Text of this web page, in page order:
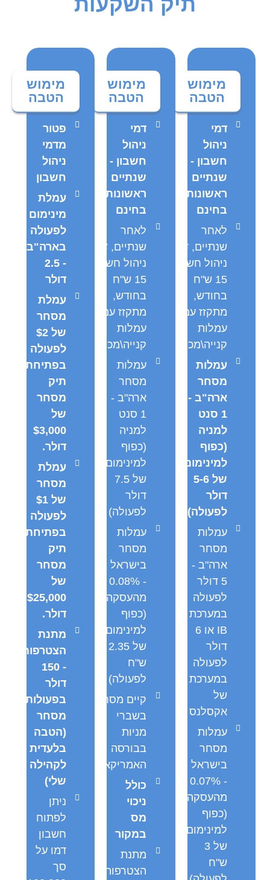
מימוש
הטבה
דמי
ניהול
חשבון -
שנתיים
ראשונות
בחינם
לאחר
שנתיים, דמי
ניהול חשבון
15 ש"ח
בחודש,
מתקזז עם
עמלות
קנייה\מכירה
עמלות
מסחר
ארה"ב -
1 סנט
למניה
(כפוף
למינימום
של 5-6
דולר
לפעולה)
עמלות
מסחר
ארה"ב -
5 דולר
לפעולה
במערכת
IB או 6
דולר
לפעולה
במערכת
של
אקסלנס
עמלות
מסחר
בישראל
- 0.07%
מהעסקה
(כפוף
למינימום
של 3
ש"ח
מימוש
הטבה
דמי
ניהול
חשבון -
שנתיים
ראשונות
בחינם
לאחר
שנתיים, דמי
ניהול חשבון
15 ש"ח
בחודש,
מתקזז עם
עמלות
קנייה\מכירה
עמלות
מסחר
ארה"ב -
1 סנט
למניה
(כפוף
למינימום
של 7.5
דולר
לפעולה)
עמלות
מסחר
בישראל
- 0.08%
מהעסקה
(כפוף
למינימום
של 2.35
ש"ח
לפעולה)
קיים מסחר
בשברי
מניות
בבורסה
האמריקאית
כולל
ניכוי
מס
במקור
מתנת
הצטרפות
מימוש
הטבה
פטור
מדמי
ניהול
חשבון
עמלת
מינימום
לפעולה
בארה"ב
- 2.5
דולר
עמלת
מסחר
של $2
לפעולה
בפתיחת
תיק
מסחר
של
$3,000
דולר.
עמלת
מסחר
של $1
לפעולה
בפתיחת
תיק
מסחר
של
$25,000
דולר.
מתנת
הצטרפות
- 150
דולר
בפעולות
מסחר
(הטבה
בלעדית
לקהילה
שלי)
ניתן
לפתוח
חשבון
דמו על
סך